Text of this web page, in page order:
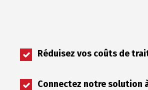
Réduisez vos coûts de
Connectez notre solution